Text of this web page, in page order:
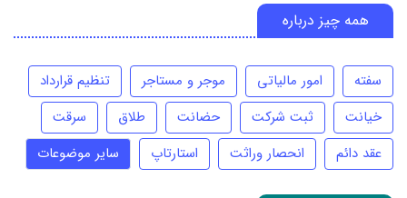
همه چیز درباره
سفته امور مالیاتی موجر و مستاجر
تنظیم قرارداد
خیانت
ثبت شرکت حضانت طلاق
سرقت
عقد دائم
انحصار وراثت استارتاپ سایر موضوعات